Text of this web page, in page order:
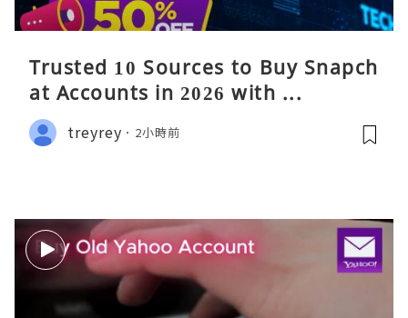
Trusted 10 Sources to Buy Snapch
at Accounts in 2026 with ...
treyrey 2小時前